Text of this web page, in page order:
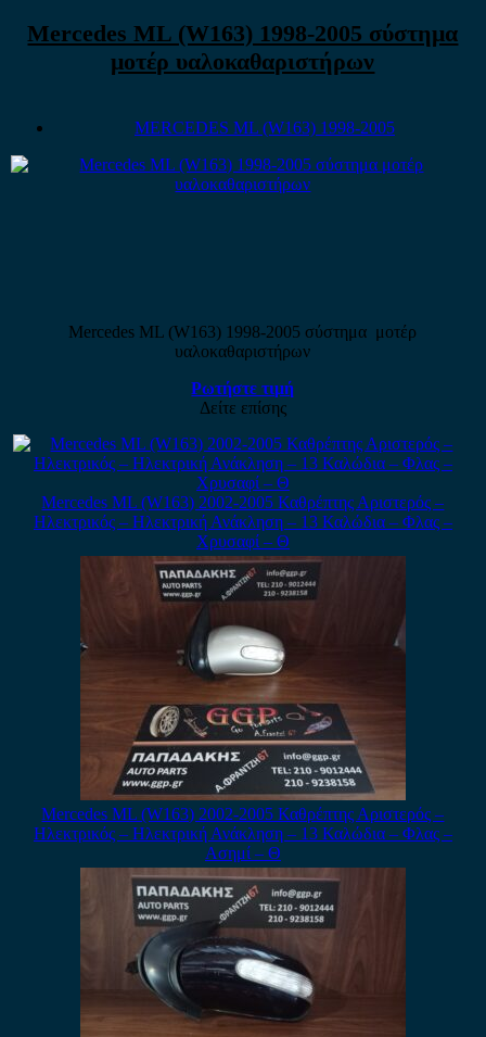
Mercedes ML (W163) 1998-2005 σύστημα
μοτέρ υαλοκαθαριστήρων
MERCEDES ML (W163) 1998-2005
Mercedes ML (W163) 1998-2005 σύστημα μοτέρ
υαλοκαθαριστήρων
Ρωτήστε τιμή
Δείτε επίσης
Mercedes ML (W163) 2002-2005 Καθρέπτης Αριστερός –
Ηλεκτρικός – Ηλεκτρική Ανάκληση – 13 Καλώδια – Φλας –
Χρυσαφί – Θ
Mercedes ML (W163) 2002-2005 Καθρέπτης Αριστερός –
Ηλεκτρικός – Ηλεκτρική Ανάκληση – 13 Καλώδια – Φλας –
Ασημί – Θ